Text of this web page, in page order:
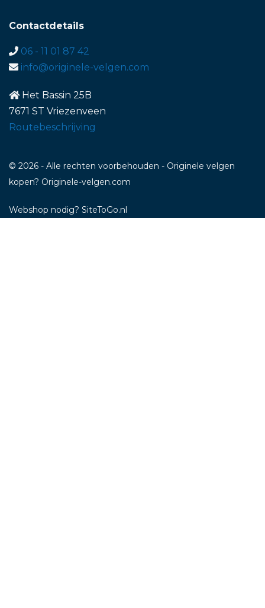
Contactdetails
06 - 11 01 87 42
info@originele-velgen.com
Het Bassin 25B
7671 ST Vriezenveen
Routebeschrijving
© 2026 - Alle rechten voorbehouden - Originele velgen
kopen? Originele-velgen.com
Webshop nodig? SiteToGo.nl